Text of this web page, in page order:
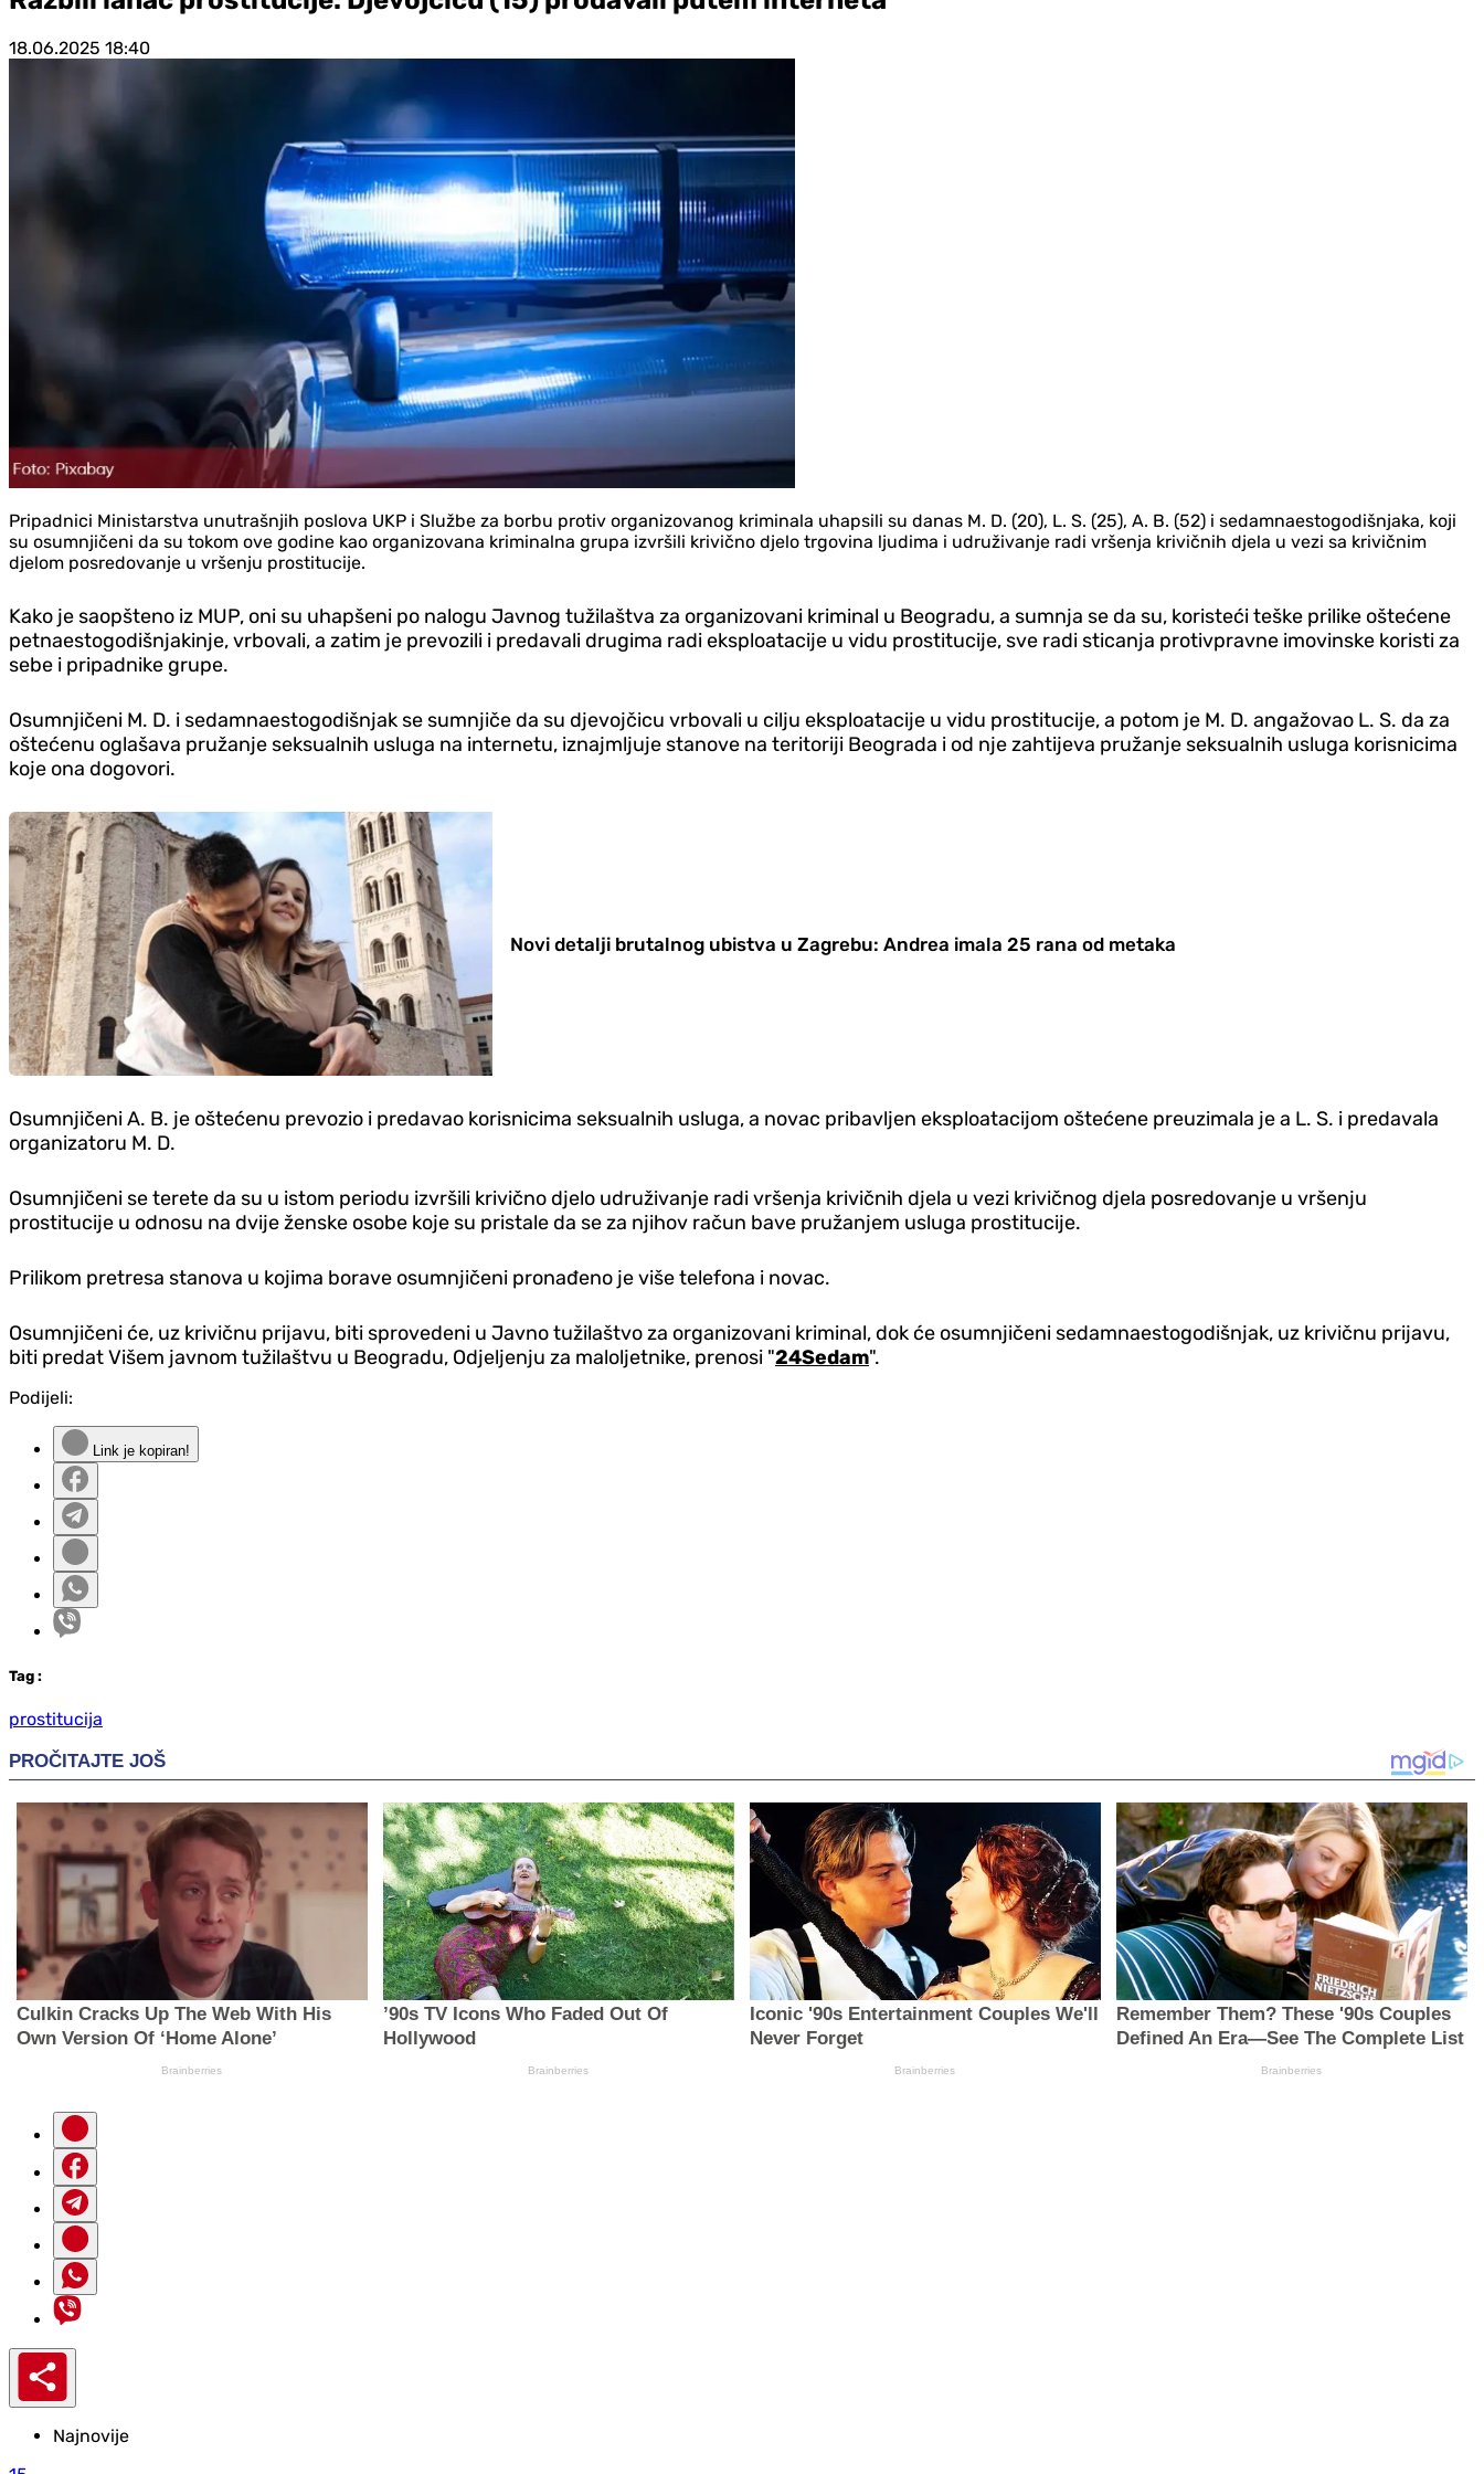
18.06.2025 18:40
Pripadnici Ministarstva unutrašnjih poslova UKP i Službe za borbu protiv organizovanog kriminala uhapsili su danas M. D. (20), L. S. (25), A. B. (52) i sedamnaestogodišnjaka, koji
su osumnjičeni da su tokom ove godine kao organizovana kriminalna grupa izvršili krivično d‌jelo trgovina ljudima i udruživanje radi vršenja krivičnih d‌jela u vezi sa krivičnim
d‌jelom posredovanje u vršenju prostitucije.
Kako je saopšteno iz MUP, oni su uhapšeni po nalogu Javnog tužilaštva za organizovani kriminal u Beogradu, a sumnja se da su, koristeći teške prilike oštećene
petnaestogodišnjakinje, vrbovali, a zatim je prevozili i predavali drugima radi eksploatacije u vidu prostitucije, sve radi sticanja protivpravne imovinske koristi za
sebe i pripadnike grupe.
Osumnjičeni M. D. i sedamnaestogodišnjak se sumnjiče da su d‌jevojčicu vrbovali u cilju eksploatacije u vidu prostitucije, a potom je M. D. angažovao L. S. da za
oštećenu oglašava pružanje seksualnih usluga na internetu, iznajmljuje stanove na teritoriji Beograda i od nje zahtijeva pružanje seksualnih usluga korisnicima
koje ona dogovori.
Novi detalji brutalnog ubistva u Zagrebu: Andrea imala 25 rana od metaka
Osumnjičeni A. B. je oštećenu prevozio i predavao korisnicima seksualnih usluga, a novac pribavljen eksploatacijom oštećene preuzimala je a L. S. i predavala
organizatoru M. D.
Osumnjičeni se terete da su u istom periodu izvršili krivično d‌jelo udruživanje radi vršenja krivičnih d‌jela u vezi krivičnog d‌jela posredovanje u vršenju
prostitucije u odnosu na dvije ženske osobe koje su pristale da se za njihov račun bave pružanjem usluga prostitucije.
Prilikom pretresa stanova u kojima borave osumnjičeni pronađeno je više telefona i novac.
Osumnjičeni će, uz krivičnu prijavu, biti sprovedeni u Javno tužilaštvo za organizovani kriminal, dok će osumnjičeni sedamnaestogodišnjak, uz krivičnu prijavu,
biti predat Višem javnom tužilaštvu u Beogradu, Od‌jeljenju za maloljetnike, prenosi "24Sedam".
Podijeli:
Link je kopiran!
Tag :
prostitucija
Najnovije